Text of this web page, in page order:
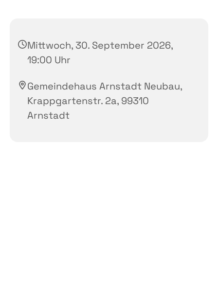
Mittwoch, 30. September 2026,
19:00 Uhr
Gemeindehaus Arnstadt Neubau,
Krappgartenstr. 2a, 99310
Arnstadt